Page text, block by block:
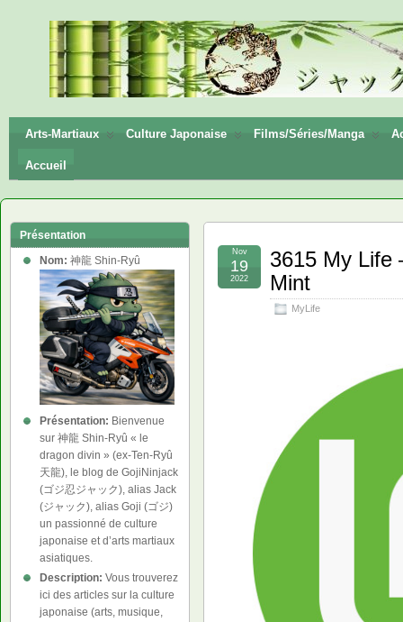
神龍
Shin-
Ryū
Arts-Martiaux Culture Japonaise Films/Séries/Manga
Accueil
3615 My Life
Mint
MyLife
Nov
19
2022
Présentation
Nom: 神龍 Shin-Ryû
Présentation: Bienvenue
sur 神龍 Shin-Ryû « le
dragon divin » (ex-Ten-Ryû
天龍), le blog de GojiNinjack
(ゴジ忍ジャック), alias Jack
(ジャック), alias Goji (ゴジ)
un passionné de culture
japonaise et d’arts martiaux
asiatiques.
Description: Vous trouverez
ici des articles sur la culture
japonaise (arts, musique,